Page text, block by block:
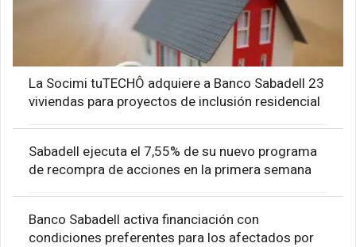
La Socimi tuTECHÔ adquiere a Banco Sabadell 23
viviendas para proyectos de inclusión residencial
Sabadell ejecuta el 7,55% de su nuevo programa
de recompra de acciones en la primera semana
Banco Sabadell activa financiación con
condiciones preferentes para los afectados por